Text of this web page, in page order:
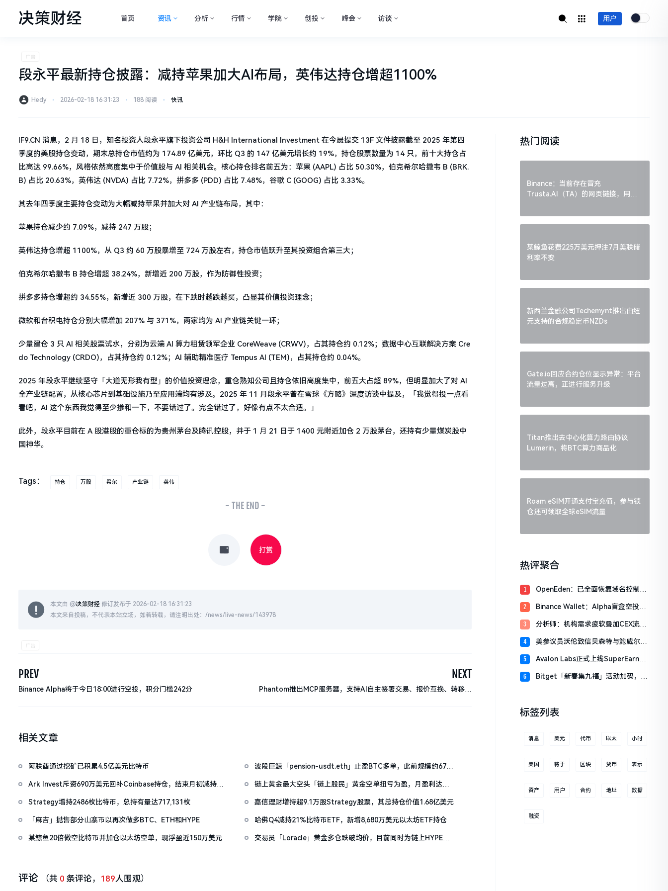
决策财经 首页 资讯 分析 行情 学院 创投 峰会 访谈 用户
段永平最新持仓披露：减持苹果加大AI布局，英伟达持仓增超1100%
Hedy ⋅ 2026-02-18 16:31:23 ⋅ 188 阅读 ⋅ 快讯
IF9.CN 消息，2 月 18 日，知名投资人段永平旗下投资公司 H&H International Investment 在今晨提交 13F 文件披露截至 2025 年第四
季度的美股持仓变动，期末总持仓市值约为 174.89 亿美元，环比 Q3 的 147 亿美元增长约 19%，持仓股票数量为 14 只，前十大持仓占
比高达 99.66%，风格依然高度集中于价值股与 AI 相关机会。核心持仓排名前五为：苹果 (AAPL) 占比 50.30%，伯克希尔哈撒韦 B (BRK.
B) 占比 20.63%，英伟达 (NVDA) 占比 7.72%，拼多多 (PDD) 占比 7.48%，谷歌 C (GOOG) 占比 3.33%。
其去年四季度主要持仓变动为大幅减持苹果并加大对 AI 产业链布局，其中：
苹果持仓减少约 7.09%，减持 247 万股；
英伟达持仓增超 1100%，从 Q3 约 60 万股暴增至 724 万股左右，持仓市值跃升至其投资组合第三大；
伯克希尔哈撒韦 B 持仓增超 38.24%，新增近 200 万股，作为防御性投资；
拼多多持仓增超约 34.55%，新增近 300 万股，在下跌时越跌越买，凸显其价值投资理念；
微软和台积电持仓分别大幅增加 207% 与 371%，两家均为 AI 产业链关键一环；
少量建仓 3 只 AI 相关股票试水，分别为云端 AI 算力租赁领军企业 CoreWeave (CRWV)，占其持仓约 0.12%；数据中心互联解决方案 Cre
do Technology (CRDO)，占其持仓约 0.12%；AI 辅助精准医疗 Tempus AI (TEM)，占其持仓约 0.04%。
2025 年段永平继续坚守「大道无形我有型」的价值投资理念，重仓熟知公司且持仓依旧高度集中，前五大占超 89%，但明显加大了对 AI
全产业链配置，从核心芯片到基础设施乃至应用端均有涉及。2025 年 11 月段永平曾在雪球《方略》深度访谈中提及，「我觉得投一点看
看吧，AI 这个东西我觉得至少掺和一下，不要错过了。完全错过了，好像有点不太合适。」
此外，段永平目前在 A 股港股的重仓标的为贵州茅台及腾讯控股，并于 1 月 21 日于 1400 元附近加仓 2 万股茅台，还持有少量煤炭股中
国神华。
Tags： 持仓 万股 希尔 产业链 英伟
- THE END -
打赏
本文由 @决策财经 修订发布于 2026-02-18 16:31:23
本文来自投稿，不代表本站立场，如若转载，请注明出处：/news/live-news/143978
PREV
Binance Alpha将于今日18:00进行空投，积分门槛242分
NEXT
Phantom推出MCP服务器，支持AI自主签署交易、报价互换、转移代
相关文章
阿联酋通过挖矿已积累4.5亿美元比特币
波段巨鲸「pension-usdt.eth」止盈BTC多单，此前规模约6700
Ark Invest斥资690万美元回补Coinbase持仓，结束月初减持操
链上黄金最大空头「链上股民」黄金空单扭亏为盈，月盈利达
Strategy增持2486枚比特币，总持有量达717,131枚
嘉信理财增持超9.1万股Strategy股票，其总持仓价值1.68亿美元
「麻吉」抛售部分山寨币以再次做多BTC、ETH和HYPE 哈佛Q4减持21%比特币ETF，新增8,680万美元以太坊ETF持仓
某鲸鱼20倍做空比特币并加仓以太坊空单，现浮盈近150万美元
交易员「Loracle」黄金多仓跌破均价，目前同时为链上HYPE、
评论 （共 0 条评论， 189人围观）
热门阅读
Binance：当前存在冒充
Trusta.AI（TA）的网页链接，用户
某鲸鱼花费225万美元押注7月美联储
利率不变
新西兰金融公司Techemynt推出由纽
元支持的合规稳定币NZDs
Gate.io回应合约仓位显示异常：平台
流量过高，正进行服务升级
Titan推出去中心化算力路由协议
Lumerin，将BTC算力商品化
Roam eSIM开通支付宝充值，参与锁
仓还可领取全球eSIM流量
热评聚合
1
OpenEden：已全面恢复域名控制，
2
Binance Wallet：Alpha盲盒空投将
分
3
分析师：机构需求疲软叠加CEX流入
4
美参议员沃伦致信贝森特与鲍威尔，
行业
5
Avalon Labs正式上线SuperEarn理
6
Bitget「新春集九福」活动加码，报
标签列表
消息 美元 代币 以太 小时
美国 将于 区块 货币 表示
资产 用户 合约 地址 数据
融资